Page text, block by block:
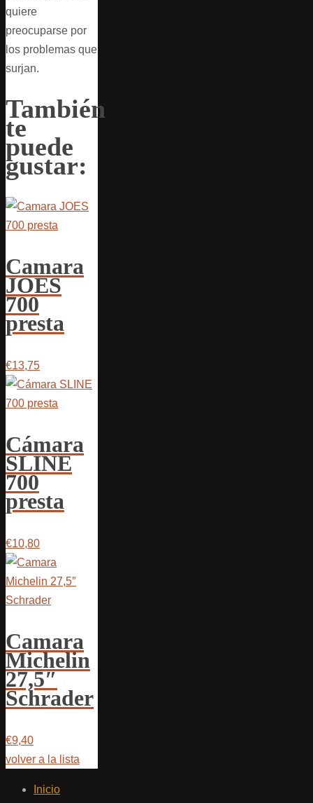
quiere
preocuparse por
los problemas que
surjan.
También
te
puede
gustar:
Camara
JOES
700
presta
€13,75
Cámara
SLINE
700
presta
€10,80
Camara
Michelin
27,5″
Schrader
€9,40
volver a la lista
Inicio